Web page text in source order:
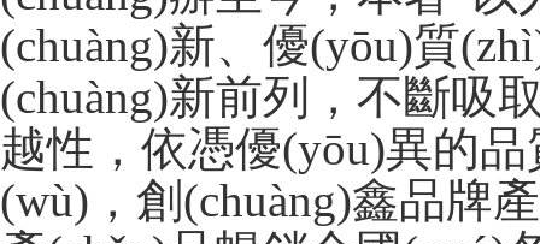
(chuàng)新、優(yōu)質
(chuàng)新前列，不斷
越性，依憑優(yōu)異的品
(wù)，創(chuàng)鑫品牌